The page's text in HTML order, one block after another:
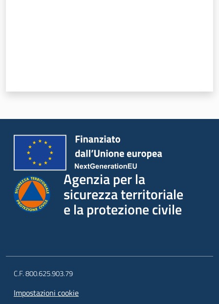
Agenzia per la
sicurezza territoriale
e la protezione civile
C.F. 800.625.903.79
Impostazioni cookie